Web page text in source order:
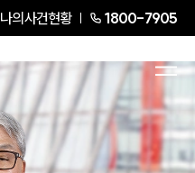
나의사건현황 1800-7905